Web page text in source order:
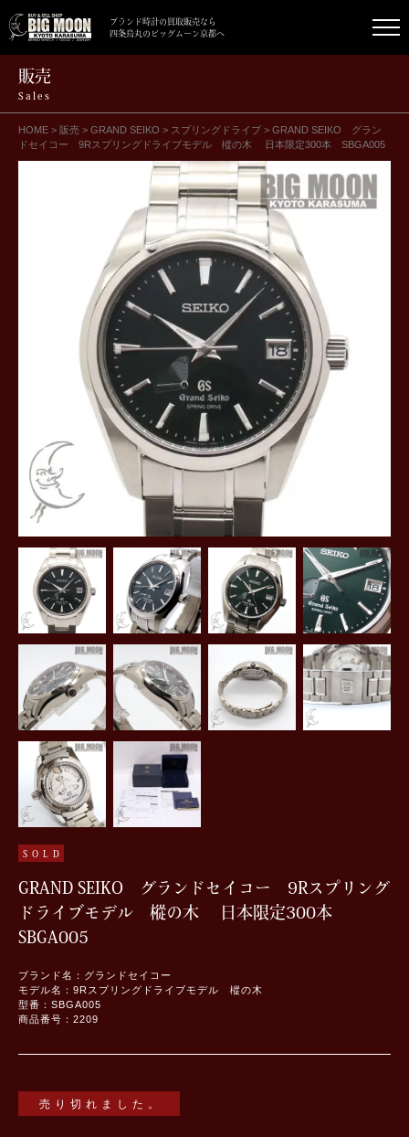
ブランド時計の買取販売なら
四条烏丸のビッグムーン京都へ
販売
Sales
HOME > 販売 > GRAND SEIKO > スプリングドライブ > GRAND SEIKO グラン
ドセイコー 9Rスプリングドライブモデル 樅の木 日本限定300本 SBGA005
SOLD
GRAND SEIKO グランドセイコー 9Rスプリング
ドライブモデル 樅の木 日本限定300本
SBGA005
ブランド名：グランドセイコー
モデル名：9Rスプリングドライブモデル 樅の木
型番：SBGA005
商品番号：2209
売り切れました。